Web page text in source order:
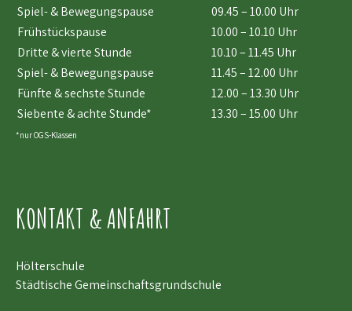
Spiel- & Bewegungspause
09.45 – 10.00 Uhr
Frühstückspause
10.00 – 10.10 Uhr
Dritte & vierte Stunde
10.10 – 11.45 Uhr
Spiel- & Bewegungspause
11.45 – 12.00 Uhr
Fünfte & sechste Stunde
12.00 – 13.30 Uhr
Siebente & achte Stunde*
13.30 – 15.00 Uhr
*nur OGS-Klassen
KONTAKT & ANFAHRT
Hölterschule
Städtische Gemeinschaftsgrundschule